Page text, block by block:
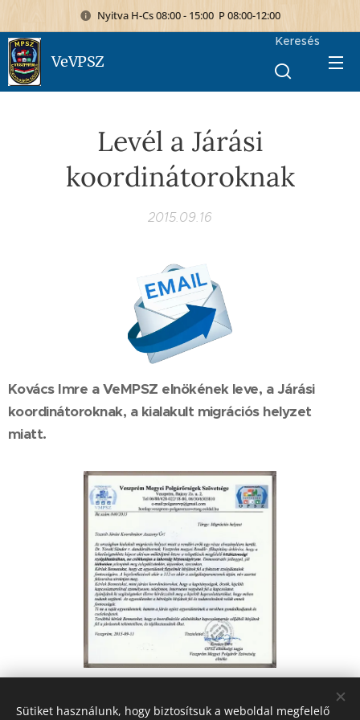
Nyitva H-Cs 08:00 - 15:00 P 08:00-12:00
VeVPSZ
Keresés
Levél a Járási
koordinátoroknak
2015.09.16
Kovács Imre a VeMPSZ elnökének leve, a Járási
koordinátoroknak, a kialakult migrációs helyzet
miatt.
Share
Sütiket használunk, hogy biztosítsuk a weboldal megfelelő